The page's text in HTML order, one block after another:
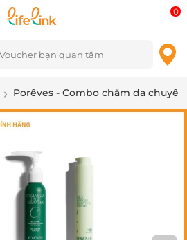
0
Porêves - Combo chăm da